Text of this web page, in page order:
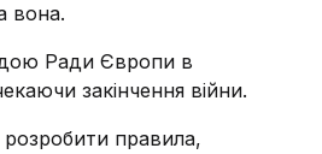
вона.
Ради Європи в
закінчення війни.
правила,